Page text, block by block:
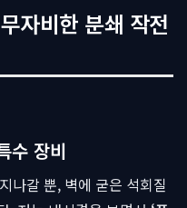
자비한 분쇄 작전
수 장비
나갈 뿐, 벽에 굳은 석회질